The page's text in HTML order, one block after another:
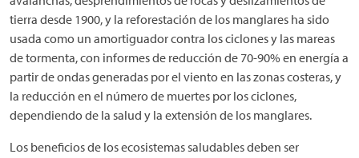
tierra desde 1900, y la reforestación de los manglares ha sido
usada como un amortiguador contra los ciclones y las mareas
de tormenta, con informes de reducción de 70-90% en energía a
partir de ondas generadas por el viento en las zonas costeras, y
la reducción en el número de muertes por los ciclones,
dependiendo de la salud y la extensión de los manglares.
Los beneficios de los ecosistemas saludables deben ser